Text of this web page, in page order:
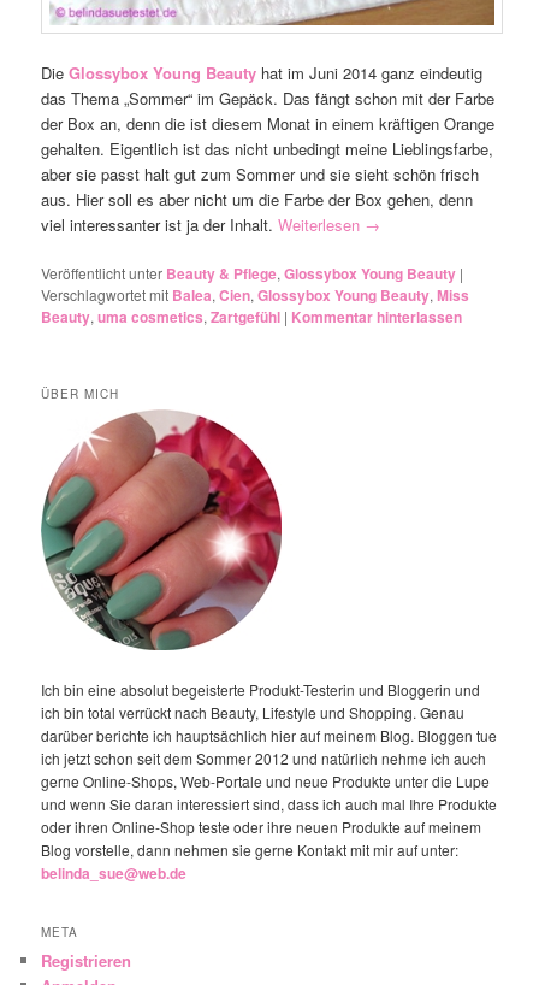
DieGlossybox Young Beauty hat im Juni 2014 ganz eindeutig
das Thema „Sommer“ im Gepäck. Das fängt schon mit der Farbe
der Box an, denn die ist diesem Monat in einem kräftigen Orange
gehalten. Eigentlich ist das nicht unbedingt meine Lieblingsfarbe,
aber sie passt halt gut zum Sommer und sie sieht schön frisch
aus. Hier soll es aber nicht um die Farbe der Box gehen, denn
viel interessanter ist ja der Inhalt.Weiterlesen →
Veröffentlicht unter Beauty & Pflege,Glossybox Young Beauty |
Verschlagwortet mit Balea,Cien,Glossybox Young Beauty,Miss
Beauty,uma cosmetics,Zartgefühl | Kommentar hinterlassen
ÜBER MICH
Ich bin eine absolut begeisterte Produkt-Testerin und Bloggerin und
ich bin total verrückt nach Beauty, Lifestyle und Shopping. Genau
darüber berichte ich hauptsächlich hier auf meinem Blog. Bloggen tue
ich jetzt schon seit dem Sommer 2012 und natürlich nehme ich auch
gerne Online-Shops, Web-Portale und neue Produkte unter die Lupe
und wenn Sie daran interessiert sind, dass ich auch mal Ihre Produkte
oder ihren Online-Shop teste oder ihre neuen Produkte auf meinem
Blog vorstelle, dann nehmen sie gerne Kontakt mit mir auf unter:
belinda_sue@web.de
META
Registrieren